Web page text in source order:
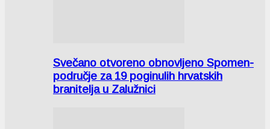
Svečano otvoreno obnovljeno Spomen-
područje za 19 poginulih hrvatskih
branitelja u Zalužnici